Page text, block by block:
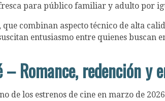
para público familiar y adulto por
que combinan aspecto técnico de alta
entusiasmo entre quienes buscan
Romance, redención y
de los estrenos de cine en marzo de